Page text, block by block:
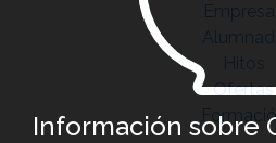
Hitos
Ofertas
Información sobre